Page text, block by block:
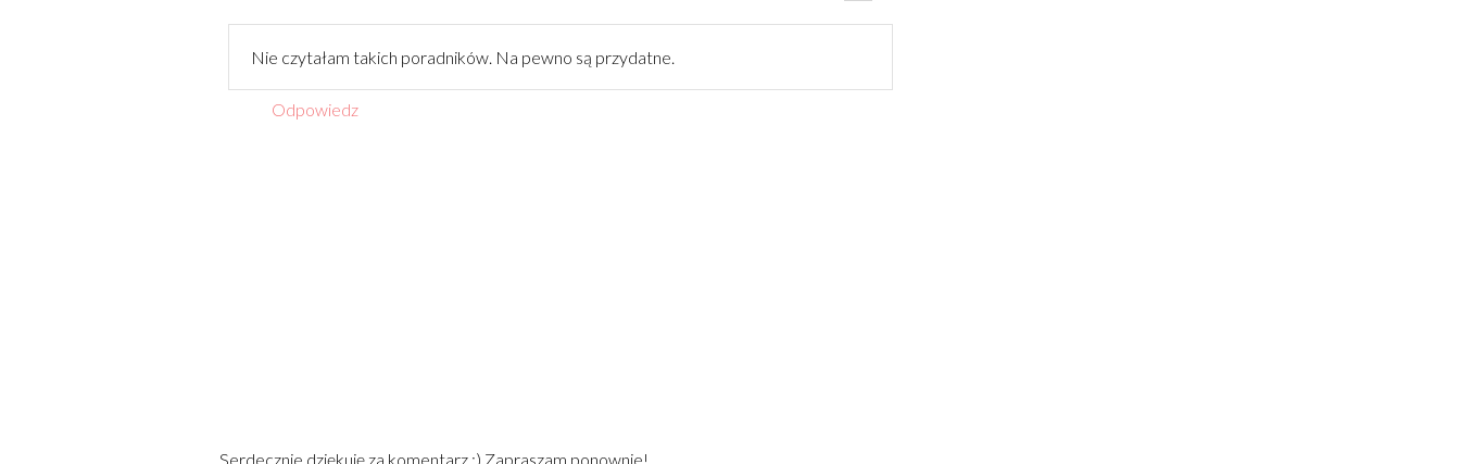
Nie czytałam takich poradników. Na pewno są przydatne.
Odpowiedz
Serdecznie dziękuję za komentarz :) Zapraszam ponownie!